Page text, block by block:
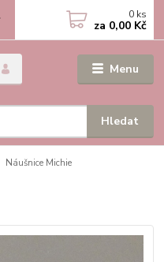
Menu
Hledat
0 ks
za 0,00 Kč
Náušnice Michie